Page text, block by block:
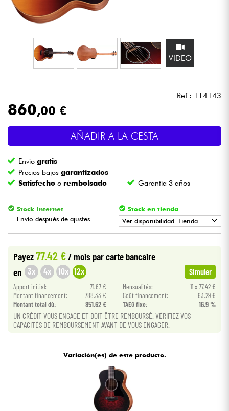
Auriculares
Micros
Luces
Vientos
Violines y cuarteto
Niños
Cables & Acces.
HiFi
Bundle
VIDEO
Ref : 114143
860,00 €
AÑADIR A LA CESTA
Envíogratis
Precios bajosgarantizados
Satisfecho o rembolsado Garantía 3 años
Stock Internet
Envío después de ajustes
Stock en tienda
Ver disponibilidad. Tienda
Payez77.42 € / mois par carte bancaire
en 3x 4x 10x 12x Simuler
Apport initial: 71.67 € Mensualités:
11 x 77.42 €
Montant financement:
788.33 € Coût financement:
63.29 €
Montant total dù:
851.62 € TAEG fixe: 16.9 %
UN CRÉDIT VOUS ENGAGE ET DOIT ÊTRE REMBOURSÉ. VÉRIFIEZ VOS
CAPACITÉS DE REMBOURSEMENT AVANT DE VOUS ENGAGER.
Variación(es) de este producto.